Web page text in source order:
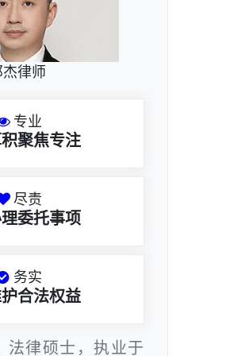
杰律师
专业
聚焦专注
尽责
委托事项
务实
合法权益
法律硕士，执业于